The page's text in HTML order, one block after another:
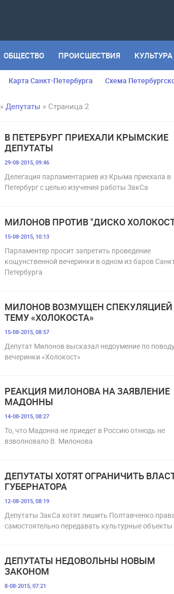
ОБЩЕСТВО ПРОИСШЕСТВИЯ КУЛЬТУРА
Карта Санкт-Петербурга Схема
» Депутаты » Страница 2
В ПЕТЕРБУРГ ПРИЕХАЛИ КРЫМСКИЕ
ДЕПУТАТЫ
29-08-2015, 09:46
Делегация парламентариев из Крыма приехала в
Петербург с целью изучения работы ЗакСа
МИЛОНОВ ПРОТИВ "ДИСКО
15-08-2015, 10:13
Парламентер просит запретить проведение
кощунственной вечеринки в одном из баров
Петербурга
МИЛОНОВ ВОЗМУЩЕН
ТЕМУ «ХОЛОКОСТА»
15-08-2015, 08:57
Депутат Милонов высказал недоумение по
вечеринки «Холокост»
РЕАКЦИЯ МИЛОНОВА НА ЗАЯВЛЕНИЕ
МАДОННЫ
14-08-2015, 08:27
То, что Мадонна не приедет в Россию отнюдь не
взволновало В. Милонова
ДЕПУТАТЫ ХОТЯТ ОГРАНИЧИТЬ
ГУБЕРНАТОРА
12-08-2015, 08:19
Депутаты ЗакСа хотят лишить Полтавченко
самостоятельно передавать культурные объекты
ДЕПУТАТЫ НЕДОВОЛЬНЫ НОВЫМ
ЗАКОНОМ
8-08-2015, 07:21